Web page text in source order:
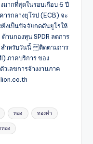
มากที่สุดในรอบเกือบ 6 ปี
รกลางยุโรป (ECB) จะ
เป็นปัจจัยกดดันยูโรให้
านกองทุน SPDR ลดการ
าหรับวันนี้ ติดตามการ
ภาคบริการ ของ
วเลขการจ้างงานภาค
ทอง ทองคำ
ทอง